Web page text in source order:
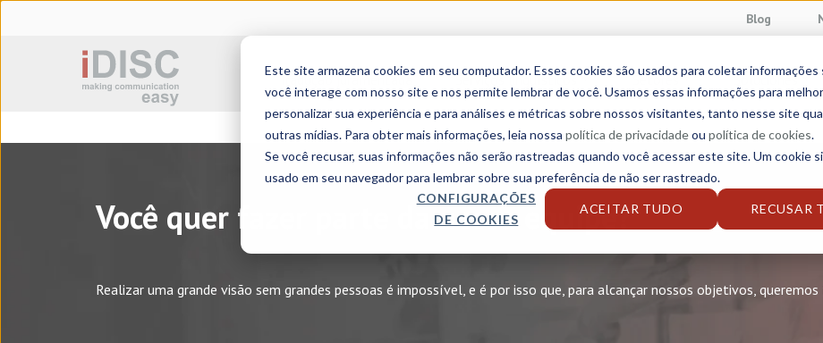
Este site armazena cookies em seu computador. Esses cookies são usados para coletar informações
você interage com nosso site e nos permite lembrar de você. Usamos essas informações para
personalizar sua experiência e para análises e métricas sobre nossos visitantes, tanto nesse site
outras mídias. Para obter mais informações, leia nossa política de privacidadeou política de cookies.
Se você recusar, suas informações não serão rastreadas quando você acessar este site. Um cookie
usado em seu navegador para lembrar sobre sua preferência de não ser rastreado.
CONFIGURAÇÕES
DE COOKIES
ACEITAR TUDO RECUSAR
Blog
Tradução juramentada Serviços linguísticos Setores Soluciones
Você quer fazer parte da nossa equipe?
Realizar uma grande visão sem grandes pessoas é impossível, e é por isso que, para alcançar nossos objetivos,